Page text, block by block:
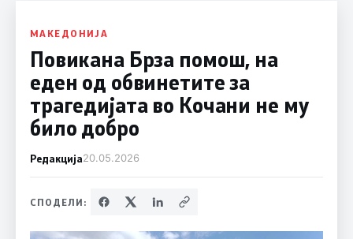
МАКЕДОНИЈА
Повикана Брза помош, на
еден од обвинетите за
трагедијата во Кочани не му
било добро
Редакција20.05.2026
СПОДЕЛИ: